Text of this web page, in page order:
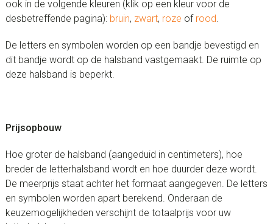
ook in de volgende kleuren (klik op een kleur voor de
desbetreffende pagina): bruin, zwart, roze of rood.
De letters en symbolen worden op een bandje bevestigd en
dit bandje wordt op de halsband vastgemaakt. De ruimte op
deze halsband is beperkt.
Prijsopbouw
Hoe groter de halsband (aangeduid in centimeters), hoe
breder de letterhalsband wordt en hoe duurder deze wordt.
De meerprijs staat achter het formaat aangegeven. De letters
en symbolen worden apart berekend. Onderaan de
keuzemogelijkheden verschijnt de totaalprijs voor uw